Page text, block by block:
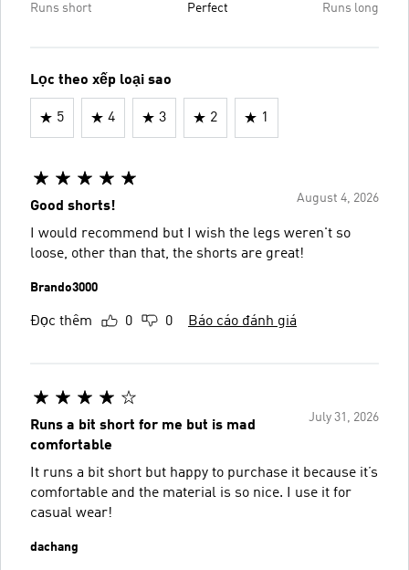
Runs short Perfect Runs long
Lọc theo xếp loại sao
5 4 3 2 1
August 4, 2026
Good shorts!
I would recommend but I wish the legs weren't so
loose, other than that, the shorts are great!
Brando3000
Đọc thêm 0 0 Báo cáo đánh giá
July 31, 2026
Runs a bit short for me but is mad
comfortable
It runs a bit short but happy to purchase it because it’s
comfortable and the material is so nice. I use it for
casual wear!
dachang